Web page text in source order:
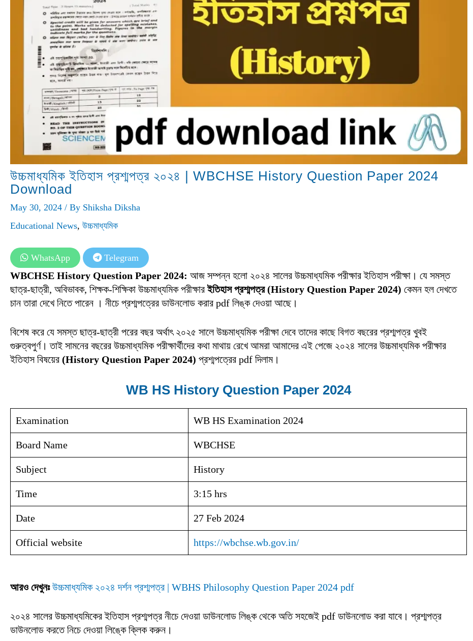
উচ্চমাধ্যমিক ইতিহাস প্রশ্মপত্র ২০২৪ | WBCHSE History Question Paper 2024
Download
May 30, 2024 / By Shiksha Diksha
Educational News, উচ্চমাধ্যমিক
WhatsApp Telegram
WBCHSE History Question Paper 2024: আজ সম্পন্ন হলো ২০২৪ সালের উচ্চমাধ্যমিক পরীক্ষার ইতিহাস পরীক্ষা। যে সমস্ত
ছাত্র-ছাত্রী, অবিভাবক, শিক্ষক-শিক্ষিকা উচ্চমাধ্যমিক পরীক্ষারইতিহাস প্রশ্মপত্র (History Question Paper 2024) কেমন হল দেখতে
চান তারা দেখে নিতে পারেন । নীচে প্রশ্মপত্রের ডাউনলোড করার pdf লিঙ্ক দেওয়া আছে।
বিশেষ করে যে সমস্ত ছাত্র-ছাত্রী পরের বছর অর্থাৎ ২০২৫ সালে উচ্চমাধ্যমিক পরীক্ষা দেবে তাদের কাছে বিগত বছরের প্রশ্মপত্র খুবই
গুরুত্বপুর্ণ। তাই সামনের বছরের উচ্চমাধ্যমিক পরীক্ষার্থীদের কথা মাথায় রেখে আমরা আমাদের এই পেজে ২০২৪ সালের উচ্চমাধ্যমিক পরীক্ষার
ইতিহাস বিষয়ের (History Question Paper 2024) প্রশ্মপত্রের pdf দিলাম।
WB HS History Question Paper 2024
Examination WB HS Examination 2024
Board Name WBCHSE
Subject History
Time 3:15 hrs
Date 27 Feb 2024
Official website https://wbchse.wb.gov.in/
আরও দেখুনঃ উচ্চমাধ্যমিক ২০২৪ দর্শন প্রশ্মপত্র | WBHS Philosophy Question Paper 2024 pdf
২০২৪ সালের উচ্চমাধ্যমিকের ইতিহাস প্রশ্মপত্র নীচে দেওয়া ডাউনলোড লিঙ্ক থেকে অতি সহজেই pdf ডাউনলোড করা যাবে। প্রশ্মপত্র
ডাউনলোড করতে নিচে দেওয়া লিঙ্কে ক্লিক করুন।